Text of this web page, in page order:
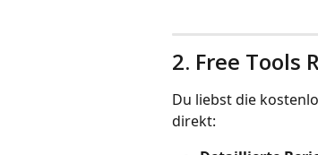
2. Free
Du liebst die
direkt: